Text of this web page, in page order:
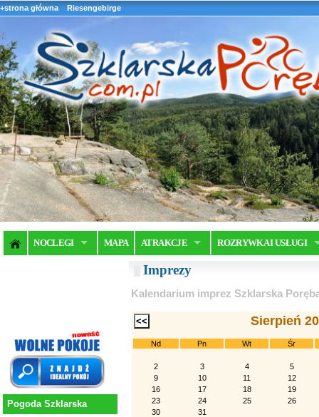
+strona główna Riesengebirge
NOCLEGI MAPA ATRAKCJE ROZRYWKA I USŁUGI
Pogoda Szklarska
Imprezy
Kalendarium imprez Szklarska
Sierpień
Nd Pn Wt Śr
2 3 4
5
9
10 11
12
16
17 18
19
23
24 25
26
30
31